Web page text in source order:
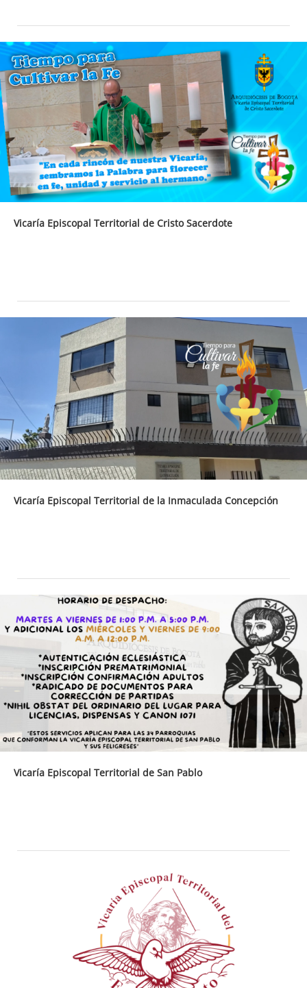
Vicaría Episcopal Territorial de Cristo Sacerdote
Vicaría Episcopal Territorial de la Inmaculada Concepción
Vicaría Episcopal Territorial de San Pablo